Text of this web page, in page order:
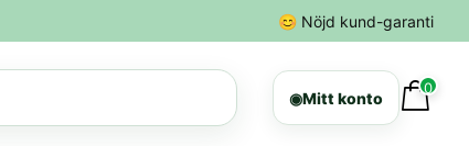
😊 Nöjd kund-garanti
◉Mitt konto
0